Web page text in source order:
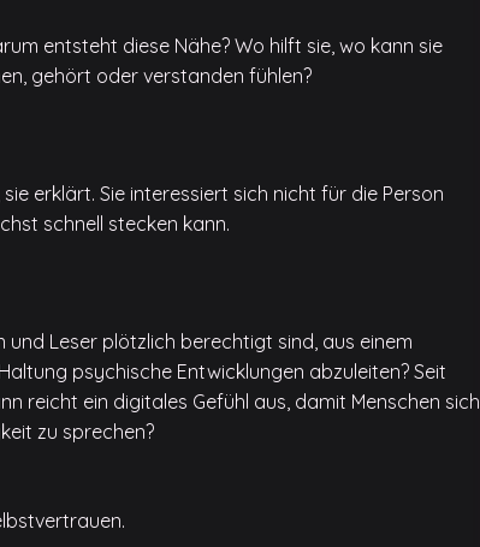
entsteht diese Nähe? Wo hilft sie, wo kann sie
gehört oder verstanden fühlen?
erklärt. Sie interessiert sich nicht für die Person
schnell stecken kann.
Leser plötzlich berechtigt sind, aus einem
psychische Entwicklungen abzuleiten? Seit
reicht ein digitales Gefühl aus, damit Menschen sich
zu sprechen?